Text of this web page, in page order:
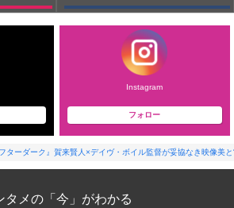
Instagram
フォロー
フターダーク』賀来賢人×デイヴ・ボイル監督が妥協なき映像美
タメの「今」がわかる